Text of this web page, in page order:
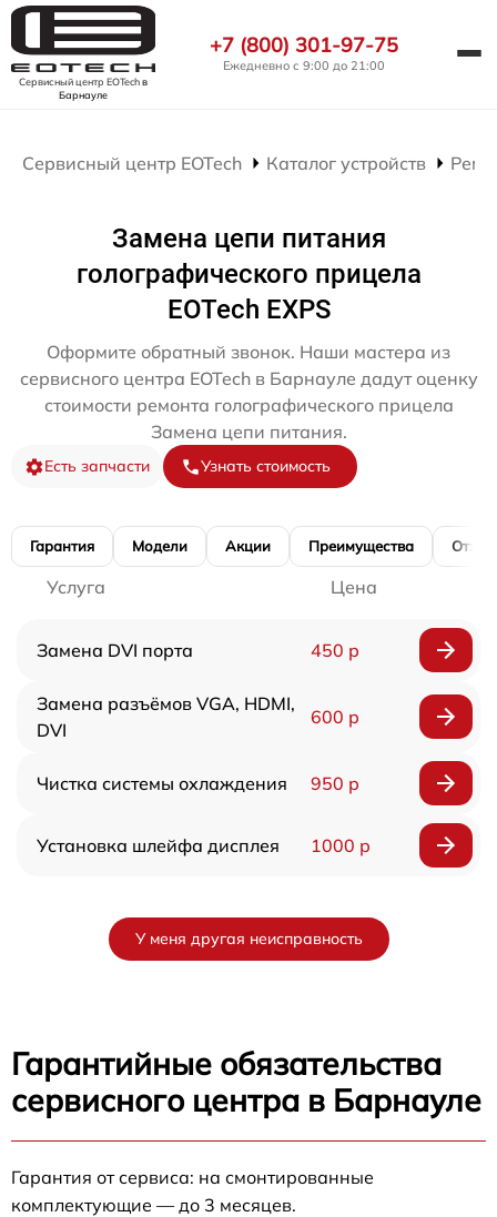
Сервисный центр EOTechв
Барнауле
+7 (800) 301-97-75
Ежедневно с 9:00 до 21:00
Сервисный центр EOTech Каталог устройств
Замена цепи питания
голографического прицела
EOTech EXPS
Оформите обратный звонок. Наши мастера из
сервисного центра EOTech в Барнауле дадут оценку
стоимости ремонта голографического прицела
Замена цепи питания.
Есть запчасти Узнать стоимость
Гарантия Модели Акции Преимущества
Услуга Цена
Замена DVI порта 450 р
Замена разъёмов VGA, HDMI,
DVI
600 р
Чистка системы охлаждения 950 р
Установка шлейфа дисплея 1000 р
У меня другая неисправность
Гарантийные обязательства
сервисного центра в Барнауле
Гарантия от сервиса: на смонтированные
комплектующие — до 3 месяцев.